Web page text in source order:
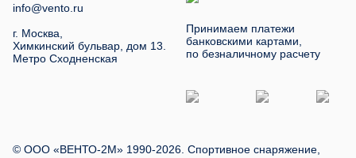
info@vento.ru
г. Москва,
Химкинский бульвар, дом 13.
Метро Сходненская
Принимаем платежи
банковскими картами,
по безналичному расчету
© ООО «ВЕНТО-2М» 1990-2026. Спортивное снаряжение,